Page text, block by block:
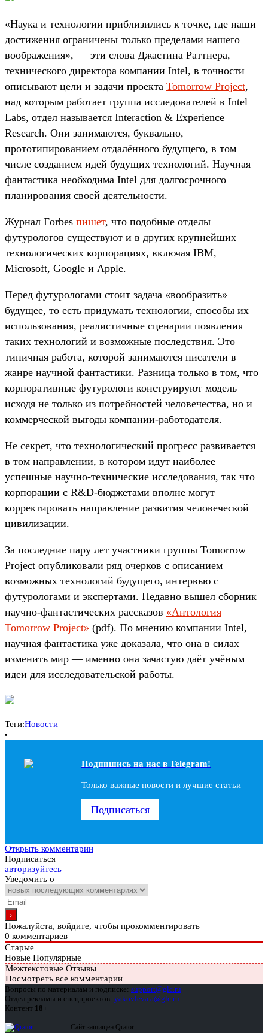
«Наука и технологии приблизились к точке, где наши
достижения ограничены только пределами нашего
воображения», — эти слова Джастина Раттнера,
технического директора компании Intel, в точности
описывают цели и задачи проекта Tomorrow Project,
над которым работает группа исследователей в Intel
Labs, отдел называется Interaction & Experience
Research. Они занимаются, буквально,
прототипированием отдалённого будущего, в том
числе созданием идей будущих технологий. Научная
фантастика необходима Intel для долгосрочного
планирования своей деятельности.
Журнал Forbes пишет, что подобные отделы
футурологов существуют и в других крупнейших
технологических корпорациях, включая IBM,
Microsoft, Google и Apple.
Перед футурологами стоит задача «вообразить»
будущее, то есть придумать технологии, способы их
использования, реалистичные сценарии появления
таких технологий и возможные последствия. Это
типичная работа, которой занимаются писатели в
жанре научной фантастики. Разница только в том, что
корпоративные футурологи конструируют модель
исходя не только из потребностей человечества, но и
коммерческой выгоды компании-работодателя.
Не секрет, что технологический прогресс развивается
в том направлении, в котором идут наиболее
успешные научно-технические исследования, так что
корпорации с R&D-бюджетами вполне могут
корректировать направление развития человеческой
цивилизации.
За последние пару лет участники группы Tomorrow
Project опубликовали ряд очерков с описанием
возможных технологий будущего, интервью с
футурологами и экспертами. Недавно вышел сборник
научно-фантастических рассказов «Антология
Tomorrow Project» (pdf). По мнению компании Intel,
научная фантастика уже доказала, что она в силах
изменить мир — именно она зачастую даёт учёным
идеи для исследовательской работы.
Теги:Новости
Подпишись на наc в Telegram!
Только важные новости и лучшие статьи
Подписаться
Открыть комментарии
Подписаться
авторизуйтесь
Уведомить о
Пожалуйста, войдите, чтобы прокомментировать
0 комментариев
Старые
Новые Популярные
Межтекстовые Отзывы
Посмотреть все комментарии
Вопросы по материалам и подписке: support@glc.ru
Отдел рекламы и спецпроектов: yakovleva.a@glc.ru
Контент 18+
Сайт защищен Qrator —